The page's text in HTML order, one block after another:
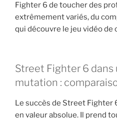
Fighter 6 de toucher des
extrêmement variés, du
qui découvre le jeu vidéo de
Street Fighter 6 dans
mutation :
Le succès de Street Fighter
en valeur absolue. Il prend